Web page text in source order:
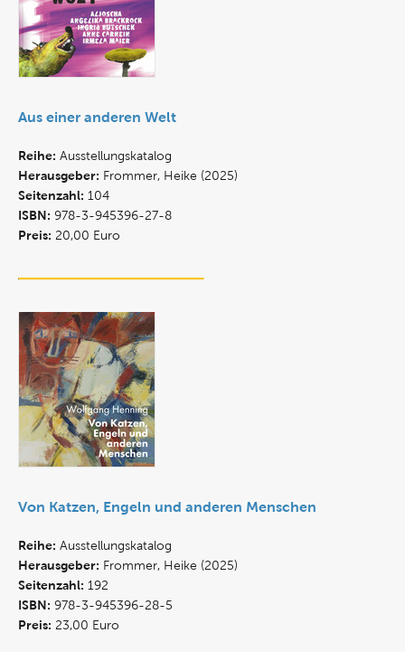
Aus einer anderen Welt
Reihe: Ausstellungskatalog
Herausgeber: Frommer, Heike (2025)
Seitenzahl: 104
ISBN: 978-3-945396-27-8
Preis: 20,00 Euro
Von Katzen, Engeln und anderen Menschen
Reihe: Ausstellungskatalog
Herausgeber: Frommer, Heike (2025)
Seitenzahl: 192
ISBN: 978-3-945396-28-5
Preis: 23,00 Euro